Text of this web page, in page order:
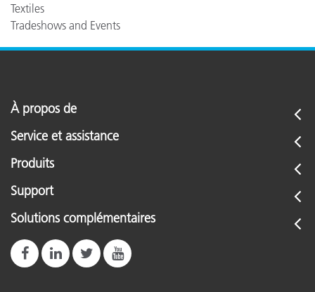
Textiles
Tradeshows and Events
À propos de
Service et assistance
Produits
Support
Solutions complémentaires